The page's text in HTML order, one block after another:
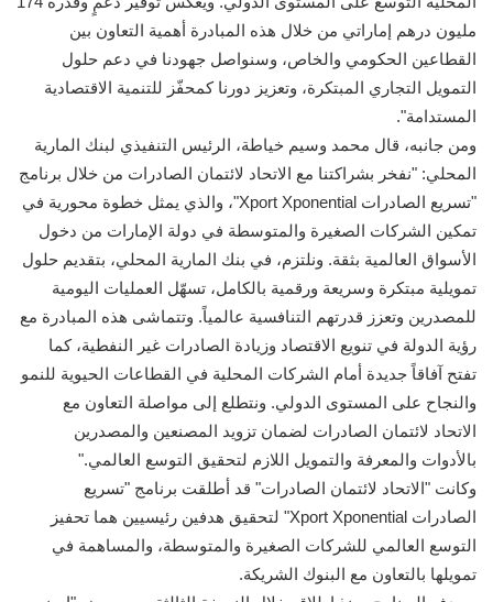
مليون درهم إماراتي من خلال هذه المبادرة أهمية التعاون بين
القطاعين الحكومي والخاص، وسنواصل جهودنا في دعم حلول
التمويل التجاري المبتكرة، وتعزيز دورنا كمحفّز للتنمية الاقتصادية
المستدامة".
ومن جانبه، قال محمد وسيم خياطة، الرئيس التنفيذي لبنك المارية
المحلي: "نفخر بشراكتنا مع الاتحاد لائتمان الصادرات من خلال برنامج
"تسريع الصادرات Xport Xponential"، والذي يمثل خطوة محورية في
تمكين الشركات الصغيرة والمتوسطة في دولة الإمارات من دخول
الأسواق العالمية بثقة. ونلتزم، في بنك المارية المحلي، بتقديم حلول
تمويلية مبتكرة وسريعة ورقمية بالكامل، تسهّل العمليات اليومية
للمصدرين وتعزز قدرتهم التنافسية عالمياً. وتتماشى هذه المبادرة مع
رؤية الدولة في تنويع الاقتصاد وزيادة الصادرات غير النفطية، كما
تفتح آفاقاً جديدة أمام الشركات المحلية في القطاعات الحيوية للنمو
والنجاح على المستوى الدولي. ونتطلع إلى مواصلة التعاون مع
الاتحاد لائتمان الصادرات لضمان تزويد المصنعين والمصدرين
بالأدوات والمعرفة والتمويل اللازم لتحقيق التوسع العالمي."
وكانت "الاتحاد لائتمان الصادرات" قد أطلقت برنامج "تسريع
الصادرات Xport Xponential" لتحقيق هدفين رئيسيين هما تحفيز
التوسع العالمي للشركات الصغيرة والمتوسطة، والمساهمة في
تمويلها بالتعاون مع البنوك الشريكة.